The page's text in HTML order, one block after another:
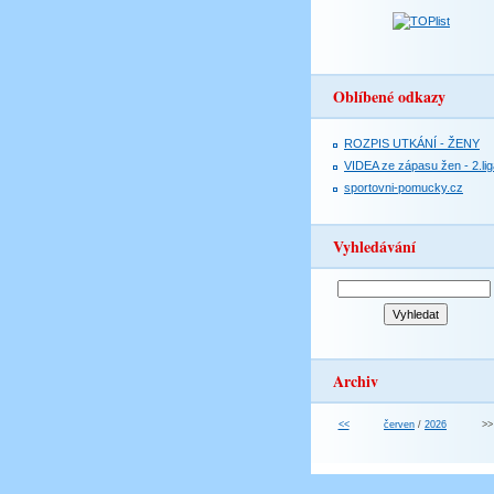
Oblíbené odkazy
ROZPIS UTKÁNÍ - ŽENY
VIDEA ze zápasu žen -
sportovni-pomucky.cz
Vyhledávání
Archiv
<< červen / 2026 >>